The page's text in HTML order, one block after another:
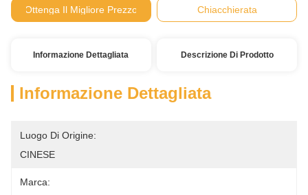
Ottenga Il Migliore Prezzo Chiacchierata
Informazione Dettagliata Descrizione Di Prodotto
Informazione Dettagliata
Luogo Di Origine:
CINESE
Marca: